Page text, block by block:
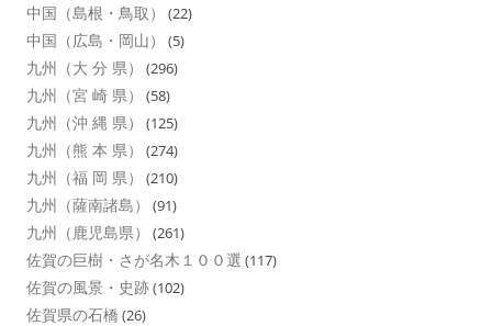
中国（島根・鳥取） (22)
中国（広島・岡山） (5)
九州（大 分 県） (296)
九州（宮 崎 県） (58)
九州（沖 縄 県） (125)
九州（熊 本 県） (274)
九州（福 岡 県） (210)
九州（薩南諸島） (91)
九州（鹿児島県） (261)
佐賀の巨樹・さが名木１００選 (117)
佐賀の風景・史跡(102)
佐賀県の石橋 (26)